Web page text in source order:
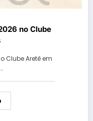
no Clube
Clube Aretê em